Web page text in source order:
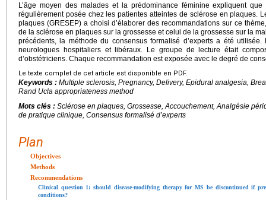
L’âge moyen des malades et la prédominance féminine expliquent
régulièrement posée chez les patientes atteintes de sclérose en plaques.
plaques (GRESEP) a choisi d’élaborer des recommandations sur ce
de la sclérose en plaques sur la grossesse et celui de la grossesse sur la
précédents, la méthode du consensus formalisé d’experts a été
neurologues hospitaliers et libéraux. Le groupe de lecture était
d’obstétriciens. Chaque recommandation est exposée avec le degré de
Le texte complet de cet article est disponible en PDF.
Keywords : Multiple sclerosis, Pregnancy, Delivery, Epidural analgesia,
Rand Ucla appropriateness method
Mots clés : Sclérose en plaques, Grossesse, Accouchement, Analgésie
de pratique clinique, Consensus formalisé d’experts
Plan
Objectives
Methods
Recommendations
Clinical question 1: should disease-modifying therapy for MS be discontinued if
conditions?